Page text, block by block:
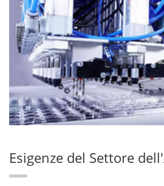
Esigenze del Settore